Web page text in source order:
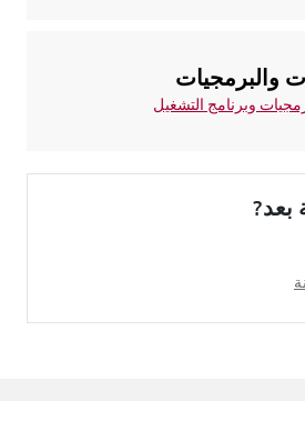
والبرمجيات
وبرنامج التشغيل
بعد?